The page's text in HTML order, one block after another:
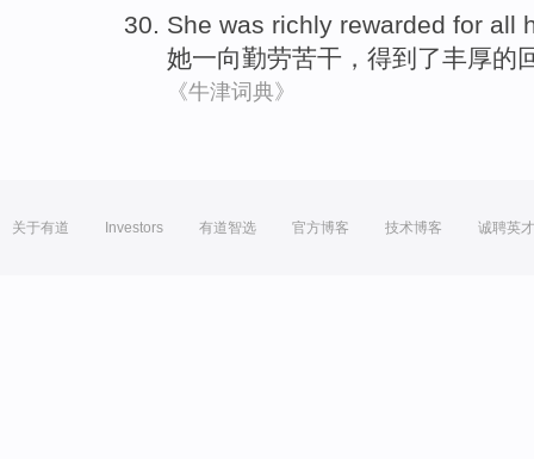
She was richly rewarded for all
她一向勤劳苦干 ，得到了丰厚的
《牛津词典》
关于有道 Investors 有道智选 官方博客 技术博客 诚聘英才